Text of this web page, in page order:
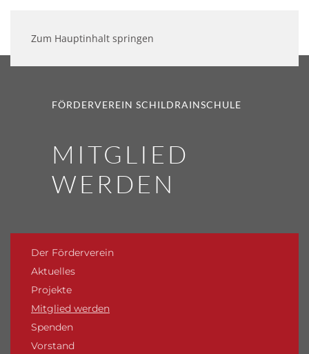
Zum Hauptinhalt springen
FÖRDERVEREIN SCHILDRAINSCHULE
MITGLIED
WERDEN
Der Förderverein
Aktuelles
Projekte
Mitglied werden
Spenden
Vorstand